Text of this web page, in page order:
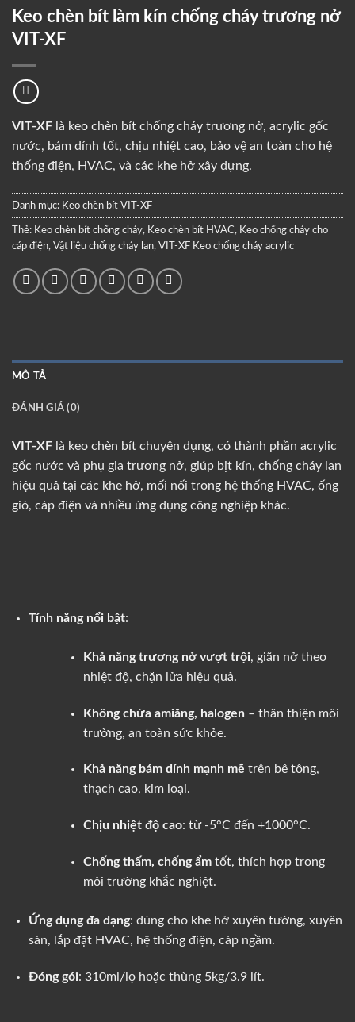
Keo chèn bít làm kín chống cháy trương nở
VIT-XF
VIT-XF là keo chèn bít chống cháy trương nở, acrylic gốc
nước, bám dính tốt, chịu nhiệt cao, bảo vệ an toàn cho hệ
thống điện, HVAC, và các khe hở xây dựng.
Danh mục: Keo chèn bít VIT-XF
Thẻ: Keo chèn bít chống cháy, Keo chèn bít HVAC, Keo chống cháy cho
cáp điện, Vật liệu chống cháy lan, VIT-XF Keo chống cháy acrylic
MÔ TẢ
ĐÁNH GIÁ (0)
VIT-XF là keo chèn bít chuyên dụng, có thành phần acrylic
gốc nước và phụ gia trương nở, giúp bịt kín, chống cháy lan
hiệu quả tại các khe hở, mối nối trong hệ thống HVAC, ống
gió, cáp điện và nhiều ứng dụng công nghiệp khác.
Tính năng nổi bật:
Khả năng trương nở vượt trội, giãn nở theo
nhiệt độ, chặn lửa hiệu quả.
Không chứa amiăng, halogen– thân thiện môi
trường, an toàn sức khỏe.
Khả năng bám dính mạnh mẽ trên bê tông,
thạch cao, kim loại.
Chịu nhiệt độ cao: từ -5°C đến +1000°C.
Chống thấm, chống ẩmtốt, thích hợp trong
môi trường khắc nghiệt.
Ứng dụng đa dạng: dùng cho khe hở xuyên tường, xuyên
sàn, lắp đặt HVAC, hệ thống điện, cáp ngầm.
Đóng gói: 310ml/lọ hoặc thùng 5kg/3.9 lít.